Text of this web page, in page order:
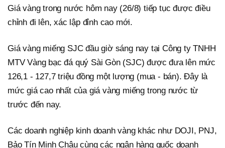
Giá vàng trong nước hôm nay (26/8) tiếp tục được điều
chỉnh đi lên, xác lập đỉnh cao mới.
Giá vàng miếng SJC đầu giờ sáng nay tại Công ty TNHH
MTV Vàng bạc đá quý Sài Gòn (SJC) được đưa lên mức
126,1 - 127,7 triệu đồng một lượng (mua - bán). Đây là
mức giá cao nhất của giá vàng miếng trong nước từ
trước đến nay.
Các doanh nghiệp kinh doanh vàng khác như DOJI, PNJ,
Bảo Tín Minh Châu cùng các ngân hàng quốc doanh